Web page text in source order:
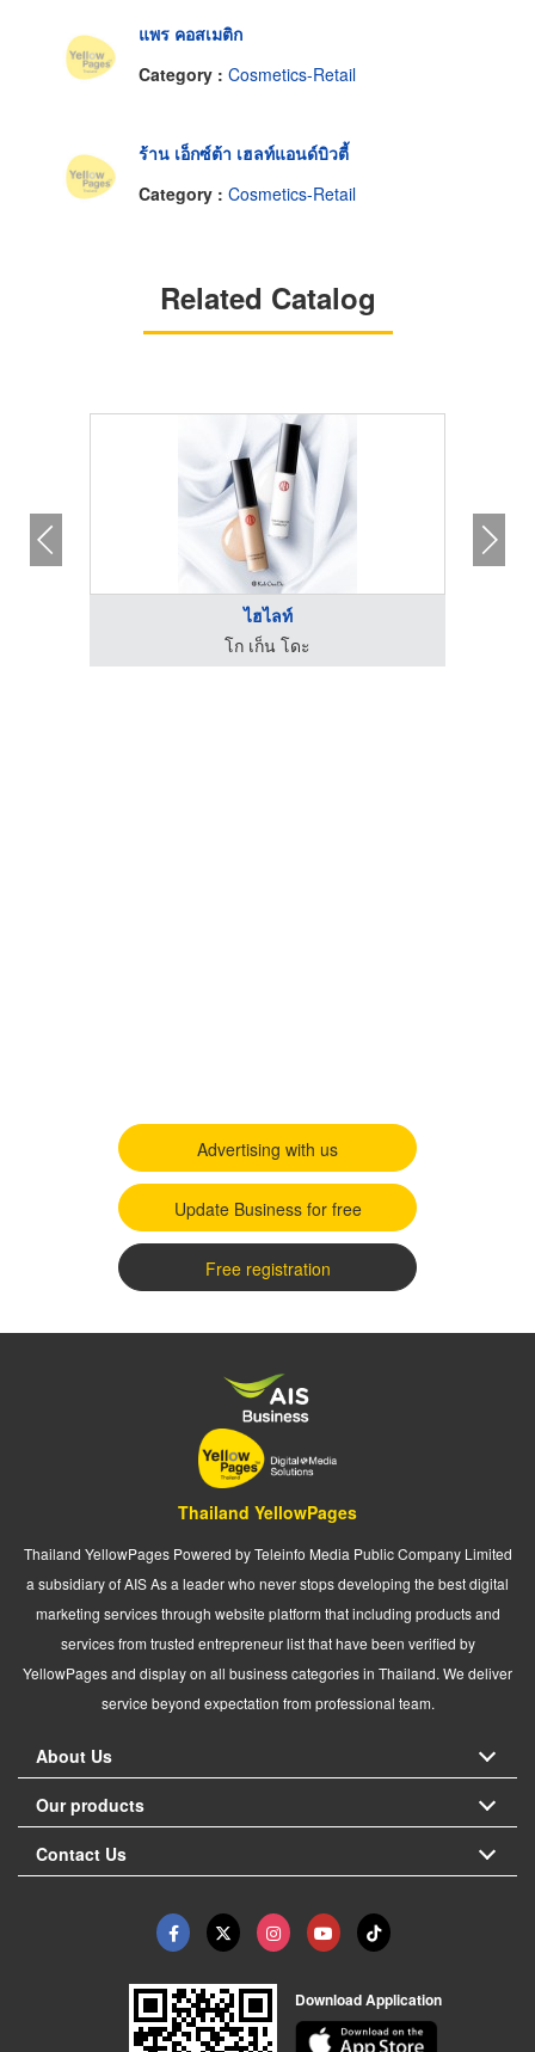
แพร คอสเมติก
Category : Cosmetics-Retail
ร้าน เอ็กซ์ต้า เฮลท์แอนด์บิวตี้
Category : Cosmetics-Retail
Related Catalog
ไฮไลท์
โก เก็น โดะ
Advertising with us
Update Business for free
Free registration
Thailand YellowPages
Thailand YellowPages Powered by Teleinfo Media Public Company Limited
a subsidiary of AIS As a leader who never stops developing the best digital
marketing services through website platform that including products and
services from trusted entrepreneur list that have been verified by
YellowPages and display on all business categories in Thailand. We deliver
service beyond expectation from professional team.
About Us
Our products
Contact Us
Download Application